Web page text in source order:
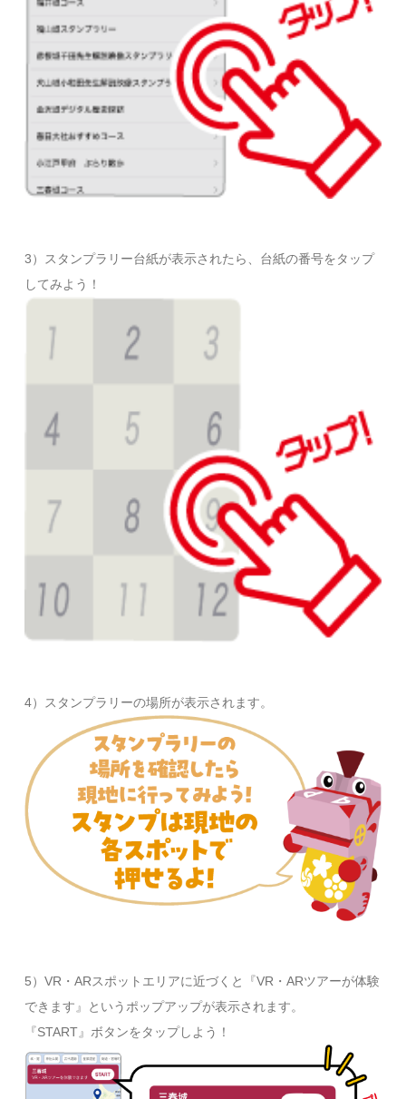
3）スタンプラリー台紙が表示されたら、台紙の番号をタップ
してみよう！
4）スタンプラリーの場所が表示されます。
5）VR・ARスポットエリアに近づくと『VR・ARツアーが体験
できます』というポップアップが表示されます。
『START』ボタンをタップしよう！